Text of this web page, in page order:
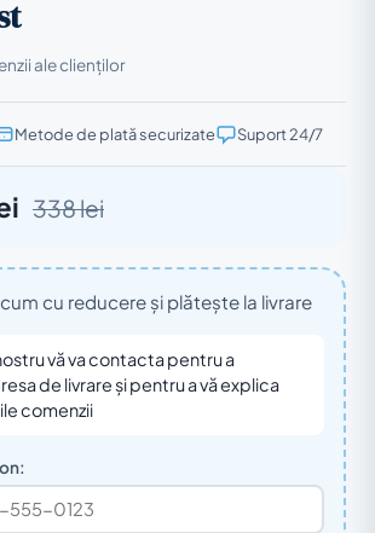
ale clienților
Metode de plată securizate Suport 24/7
338 lei
cu reducere și plătește la livrare
vă va contacta pentru a
de livrare și pentru a vă explica
comenzii